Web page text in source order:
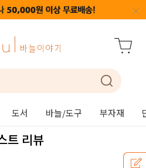
도서 바늘/도구 부자재
트 리뷰